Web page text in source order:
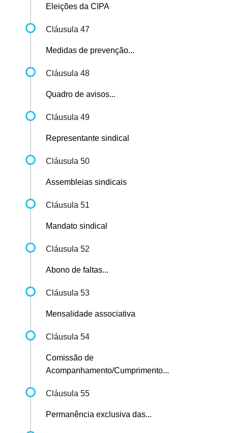
Eleições da CIPA
Cláusula 47
Medidas de prevenção...
Cláusula 48
Quadro de avisos...
Cláusula 49
Representante sindical
Cláusula 50
Assembleias sindicais
Cláusula 51
Mandato sindical
Cláusula 52
Abono de faltas...
Cláusula 53
Mensalidade associativa
Cláusula 54
Comissão de
Acompanhamento/Cumprimento...
Cláusula 55
Permanência exclusiva das...